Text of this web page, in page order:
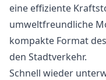
eine effiziente
umweltfreundliche
kompakte Format
den Stadtverkehr.
Schnell wieder